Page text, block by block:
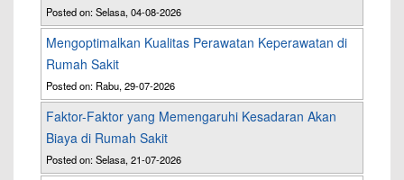
Posted on: Selasa, 04-08-2026
Mengoptimalkan Kualitas Perawatan Keperawatan di
Rumah Sakit
Posted on: Rabu, 29-07-2026
Faktor-Faktor yang Memengaruhi Kesadaran Akan
Biaya di Rumah Sakit
Posted on: Selasa, 21-07-2026